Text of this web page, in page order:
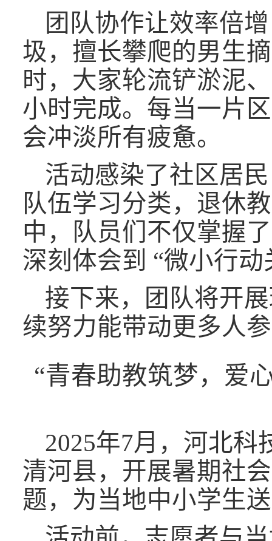
团队协作让效率倍
圾，擅长攀爬的男生
时，大家轮流铲淤泥
小时完成。每当一片
会冲淡所有疲惫。
活动感染了社区居
队伍学习分类，退休
中，队员们不仅掌握
深刻体会到 “微小行
接下来，团队将开
续努力能带动更多人
“青春助教筑梦，爱
2025年7月，河北
清河县，开展暑期社
题，为当地中小学生